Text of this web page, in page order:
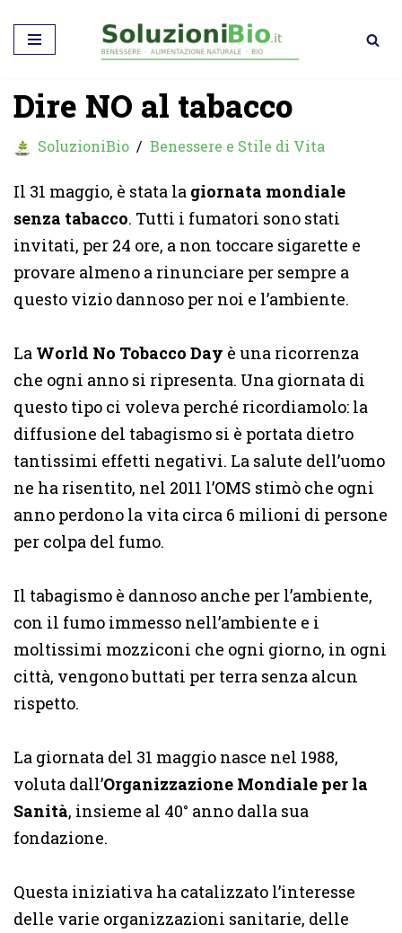
Vai
contenuto
Dire NO al tabacco
SoluzioniBio Benessere e Stile di Vita
Il 31 maggio, è stata la giornata mondiale
senza tabacco. Tutti i fumatori sono stati
invitati, per 24 ore, a non toccare sigarette e
provare almeno a rinunciare per sempre a
questo vizio dannoso per noi e l’ambiente.
La World No Tobacco Day è una ricorrenza
che ogni anno si ripresenta. Una giornata di
questo tipo ci voleva perché ricordiamolo: la
diffusione del tabagismo si è portata dietro
tantissimi effetti negativi. La salute dell’uomo
ne ha risentito, nel 2011 l’OMS stimò che ogni
anno perdono la vita circa 6 milioni di persone
per colpa del fumo.
Il tabagismo è dannoso anche per l’ambiente,
con il fumo immesso nell’ambiente e i
moltissimi mozziconi che ogni giorno, in ogni
città, vengono buttati per terra senza alcun
rispetto.
La giornata del 31 maggio nasce nel 1988,
voluta dall’Organizzazione Mondiale per la
Sanità, insieme al 40° anno dalla sua
fondazione.
Questa iniziativa ha catalizzato l’interesse
delle varie organizzazioni sanitarie, delle